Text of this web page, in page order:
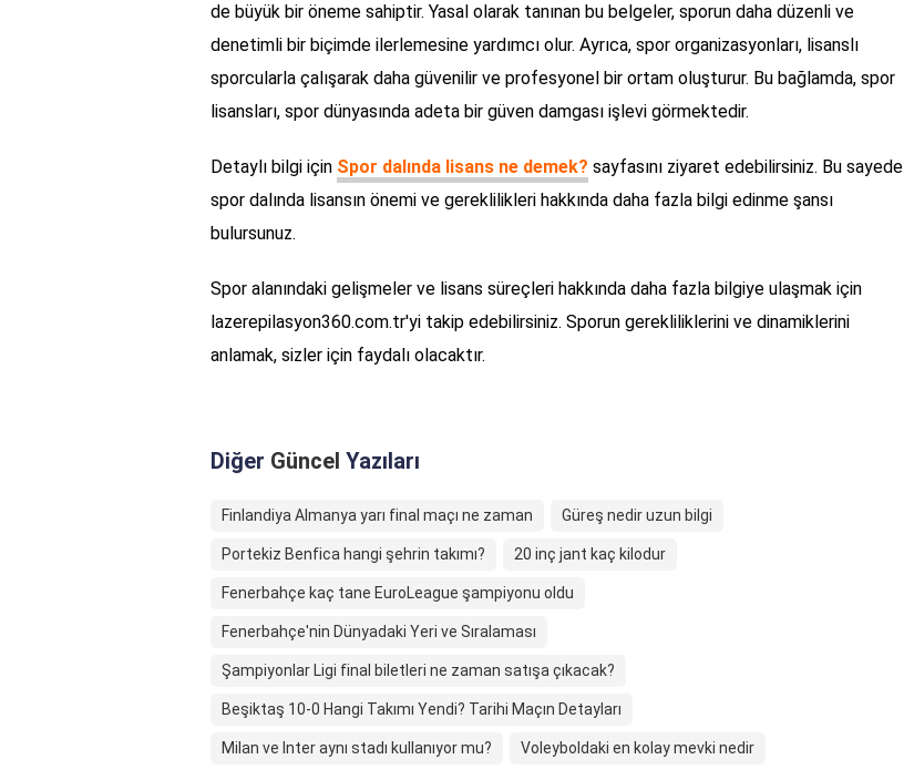
de büyük bir öneme sahiptir. Yasal olarak tanınan bu belgeler, sporun daha düzenli ve
denetimli bir biçimde ilerlemesine yardımcı olur. Ayrıca, spor organizasyonları, lisanslı
sporcularla çalışarak daha güvenilir ve profesyonel bir ortam oluşturur. Bu bağlamda, spor
lisansları, spor dünyasında adeta bir güven damgası işlevi görmektedir.
Detaylı bilgi için Spor dalında lisans ne demek? sayfasını ziyaret edebilirsiniz. Bu sayede
spor dalında lisansın önemi ve gereklilikleri hakkında daha fazla bilgi edinme şansı
bulursunuz.
Spor alanındaki gelişmeler ve lisans süreçleri hakkında daha fazla bilgiye ulaşmak için
lazerepilasyon360.com.tr'yi takip edebilirsiniz. Sporun gerekliliklerini ve dinamiklerini
anlamak, sizler için faydalı olacaktır.
Diğer Güncel Yazıları
Finlandiya Almanya yarı final maçı ne zaman Güreş nedir uzun bilgi
Portekiz Benfica hangi şehrin takımı? 20 inç jant kaç kilodur
Fenerbahçe kaç tane EuroLeague şampiyonu oldu
Fenerbahçe'nin Dünyadaki Yeri ve Sıralaması
Şampiyonlar Ligi final biletleri ne zaman satışa çıkacak?
Beşiktaş 10-0 Hangi Takımı Yendi? Tarihi Maçın Detayları
Milan ve Inter aynı stadı kullanıyor mu? Voleyboldaki en kolay mevki nedir